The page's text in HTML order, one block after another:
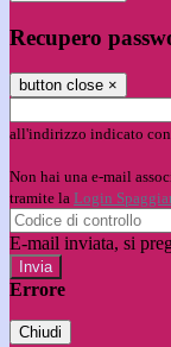
Recupero
button close ×
all'indirizzo indicato
Non hai una e-mail
tramite la Login
E-mail inviata, si
Errore
Chiudi